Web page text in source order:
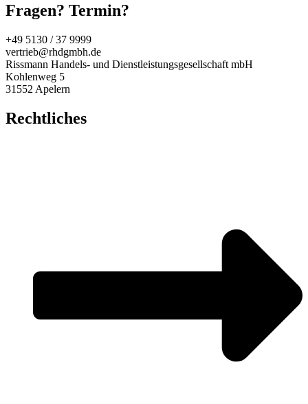
Fragen? Termin?
+49 5130 / 37 9999
vertrieb@rhdgmbh.de
Rissmann Handels- und Dienstleistungsgesellschaft mbH
Kohlenweg 5
31552 Apelern
Rechtliches